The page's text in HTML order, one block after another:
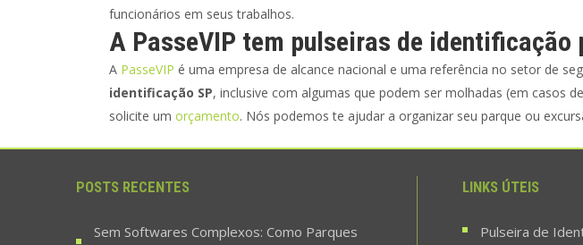
funcionários em seus trabalhos.
A PasseVIP tem pulseiras de identificação
A PasseVIP é uma empresa de alcance nacional e uma referência no setor de
identificação SP, inclusive com algumas que podem ser molhadas (em casos
solicite um orçamento. Nós podemos te ajudar a organizar seu parque ou
POSTS RECENTES
Sem Softwares Complexos: Como Parques
LINKS ÚTEIS
Pulseira de